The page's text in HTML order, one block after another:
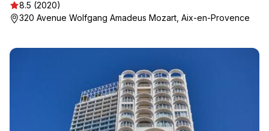
8.5 (2020)
320 Avenue Wolfgang Amadeus Mozart, Aix-en-Provence